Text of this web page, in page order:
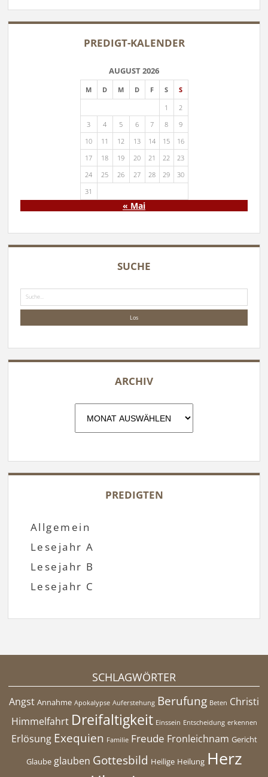
PREDIGT-KALENDER
AUGUST 2026
M D M D F S
S
1
2
3
4 5 6 7 8
9
10
11 12 13 14 15
16
17
18 19 20 21 22
23
24
25 26 27 28 29
30
31
« Mai
SUCHE
Suche
ARCHIV
PREDIGTEN
Allgemein
Lesejahr A
Lesejahr B
Lesejahr C
SCHLAGWÖRTER
Angst Annahme Apokalypse Auferstehung Berufung Beten Christi
Himmelfahrt Dreifaltigkeit Einssein Entscheidung erkennen
Erlösung Exequien Familie Freude Fronleichnam Gericht
Glaube glauben Gottesbild Heilige Heilung Herz